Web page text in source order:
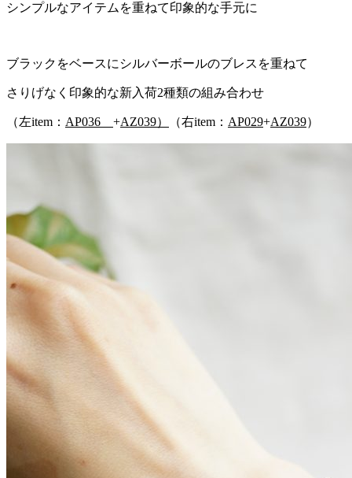
シンプルなアイテムを重ねて印象的な手元に
ブラックをベースにシルバーボールのブレスを重ねて
さりげなく印象的な新入荷2種類の組み合わせ
（左item： AP036 +AZ039） （右item： AP029+AZ039）